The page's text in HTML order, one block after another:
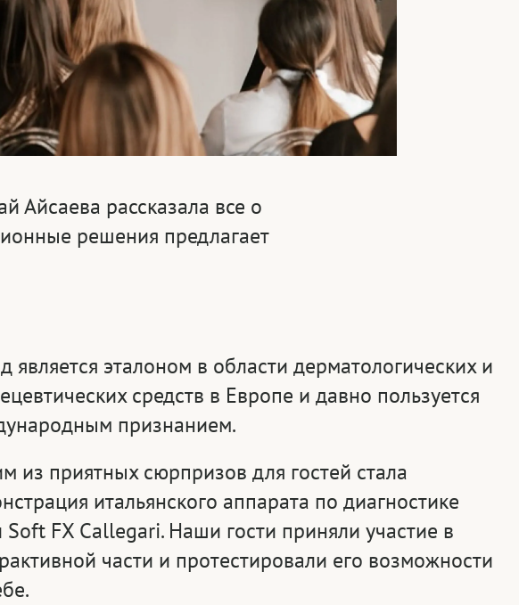
Айсаева рассказала все о
решения предлагает
является эталоном в области дерматологических и
средств в Европе и давно пользуется
признанием.
из приятных сюрпризов для гостей стала
итальянского аппарата по диагностике
FX Callegari. Наши гости приняли участие в
части и протестировали его возможности